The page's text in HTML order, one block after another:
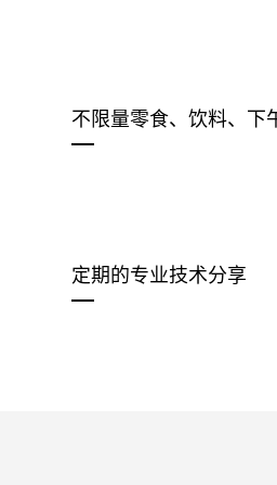
不限量零食、饮料、下
定期的专业技术分享